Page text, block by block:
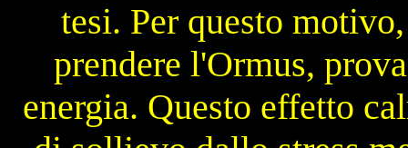
tesi. Per questo
prendere l'Ormus,
energia. Questo effetto